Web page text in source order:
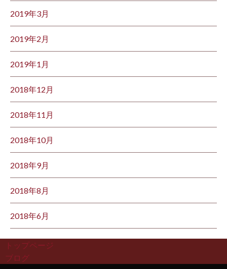
2019年3月
2019年2月
2019年1月
2018年12月
2018年11月
2018年10月
2018年9月
2018年8月
2018年6月
トップページ
ブログ